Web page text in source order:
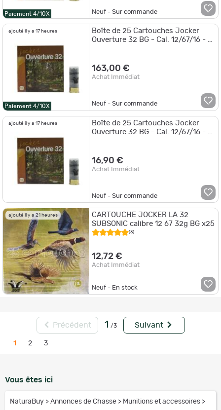
Paiement 4/10X Neuf - Sur commande
ajouté il y a 17 heures
Paiement 4/10X
Boîte de 25 Cartouches Jocker
Ouverture 32 BG - Cal. 12/67/16 - 8
163,00 €
Achat Immédiat
Neuf - Sur commande
ajouté il y a 17 heures
Boîte de 25 Cartouches Jocker
Ouverture 32 BG - Cal. 12/67/16 - 8
16,90 €
Achat Immédiat
Neuf - Sur commande
ajouté il y a 21 heures
CARTOUCHE JOCKER LA 32
SUBSONIC calibre 12 67 32g BG x25
(3)
12,72 €
Achat Immédiat
Neuf - En stock
Précédent 1 /3 Suivant
1 2 3
Vous êtes ici
NaturaBuy > Annonces de Chasse > Munitions et accessoires >